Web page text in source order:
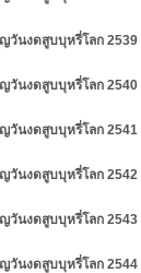
วันงดสูบบุหรี่โลก 2539
วันงดสูบบุหรี่โลก 2540
วันงดสูบบุหรี่โลก 2541
วันงดสูบบุหรี่โลก 2542
วันงดสูบบุหรี่โลก 2543
วันงดสูบบุหรี่โลก 2544